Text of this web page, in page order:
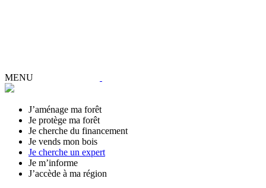
MENU
J’aménage ma forêt
Je protège ma forêt
Je cherche du financement
Je vends mon bois
Je cherche un expert
Je m’informe
J’accède à ma région